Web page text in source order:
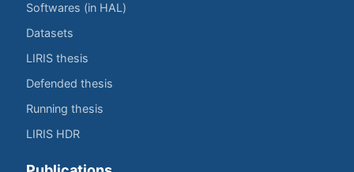
Softwares (in HAL)
Datasets
LIRIS thesis
Defended thesis
Running thesis
LIRIS HDR